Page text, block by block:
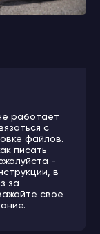
работает
с
файлов.
писать
-
в
за
свое